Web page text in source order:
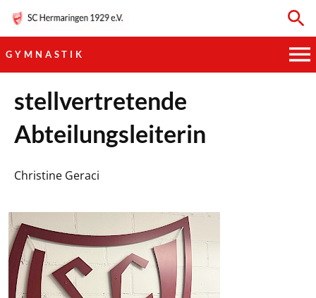
GYMNASTIK
HAUPTVEREIN
SPORTKEGELN
TISCHTENNIS
BOGENSCHIESSEN
stellvertretende
Abteilungsleiterin
Christine Geraci